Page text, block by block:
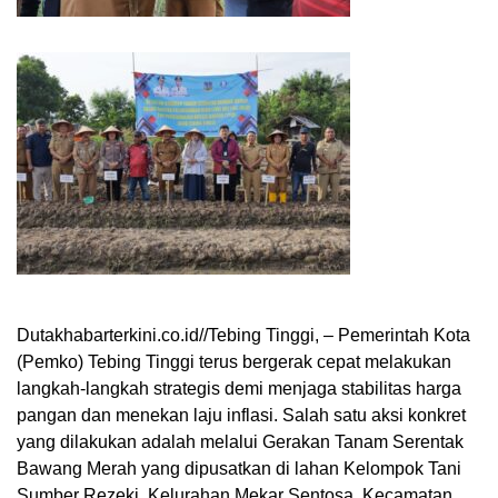
Dutakhabarterkini.co.id//Tebing Tinggi, – Pemerintah Kota
(Pemko) Tebing Tinggi terus bergerak cepat melakukan
langkah-langkah strategis demi menjaga stabilitas harga
pangan dan menekan laju inflasi. Salah satu aksi konkret
yang dilakukan adalah melalui Gerakan Tanam Serentak
Bawang Merah yang dipusatkan di lahan Kelompok Tani